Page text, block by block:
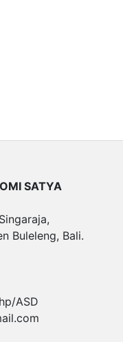
SATYA
Buleleng, Bali.
ASD